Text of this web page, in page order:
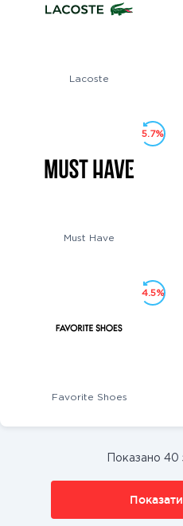
Lacoste
Must Have
5.7%
Favorite Shoes
4.5%
Показано 40